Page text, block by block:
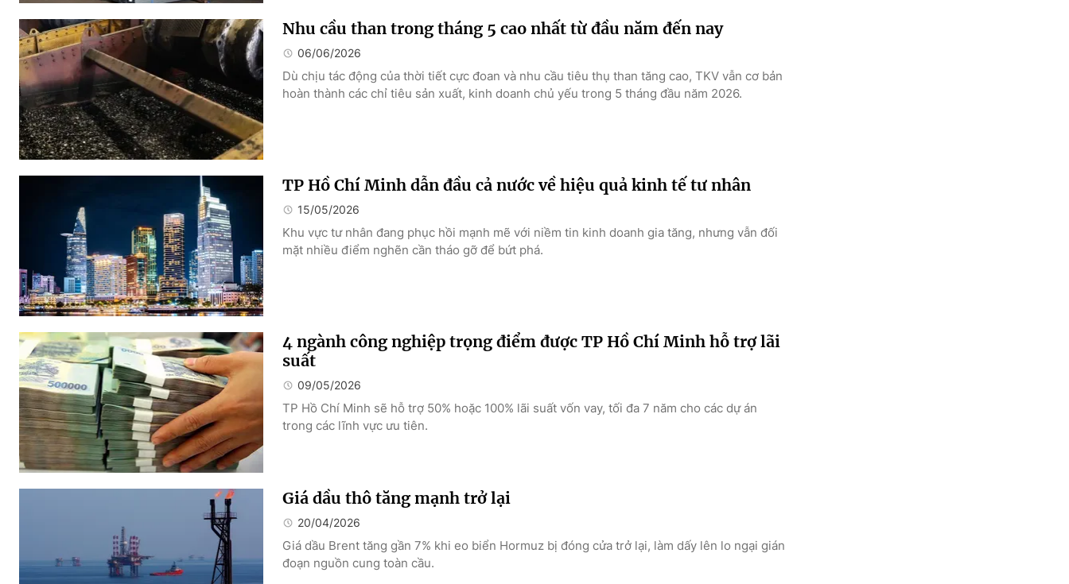
Nhu cầu than trong tháng 5 cao nhất từ đầu năm đến nay
06/06/2026
Dù chịu tác động của thời tiết cực đoan và nhu cầu tiêu thụ than tăng cao, TKV vẫn cơ bản
hoàn thành các chỉ tiêu sản xuất, kinh doanh chủ yếu trong 5 tháng đầu năm 2026.
TP Hồ Chí Minh dẫn đầu cả nước về hiệu quả kinh tế tư nhân
15/05/2026
Khu vực tư nhân đang phục hồi mạnh mẽ với niềm tin kinh doanh gia tăng, nhưng vẫn đối
mặt nhiều điểm nghẽn cần tháo gỡ để bứt phá.
4 ngành công nghiệp trọng điểm được TP Hồ Chí Minh hỗ trợ lãi
suất
09/05/2026
TP Hồ Chí Minh sẽ hỗ trợ 50% hoặc 100% lãi suất vốn vay, tối đa 7 năm cho các dự án
trong các lĩnh vực ưu tiên.
Giá dầu thô tăng mạnh trở lại
20/04/2026
Giá dầu Brent tăng gần 7% khi eo biển Hormuz bị đóng cửa trở lại, làm dấy lên lo ngại gián
đoạn nguồn cung toàn cầu.